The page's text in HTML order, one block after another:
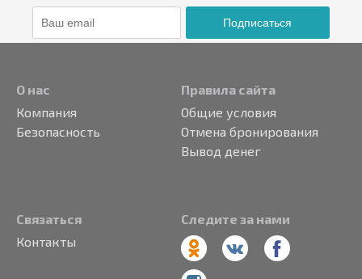
Подписаться
О нас
Компания
Безопасность
Правила сайта
Общие условия
Отмена бронирования
Вывод денег
Связаться
Контакты
Следите за нами